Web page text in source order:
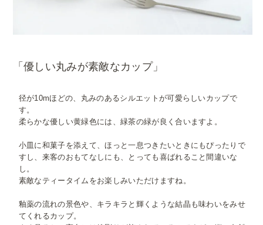
「優しい丸みが素敵なカップ」
径が10mほどの、丸みのあるシルエットが可愛らしいカップで
す。
柔らかな優しい黄緑色には、緑茶の緑が良く合いますよ。
小皿に和菓子を添えて、ほっと一息つきたいときにもぴったりで
すし、来客のおもてなしにも、とっても喜ばれること間違いな
し。
素敵なティータイムをお楽しみいただけますね。
釉薬の流れの景色や、キラキラと輝くような結晶も味わいをみせ
てくれるカップ。